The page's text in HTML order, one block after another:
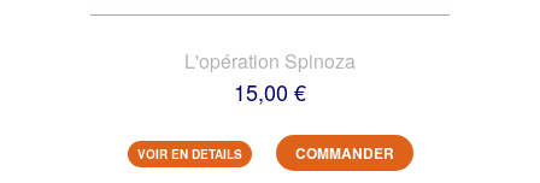
L'opération Spinoza
15,00 €
VOIR EN DETAILS COMMANDER